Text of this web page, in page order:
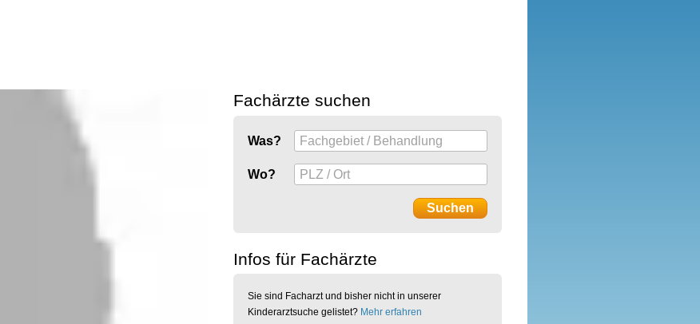
Fachärzte suchen
Was?
Wo?
Infos für Fachärzte
Sie sind Facharzt und bisher nicht in unserer
Kinderarztsuche gelistet? Mehr erfahren